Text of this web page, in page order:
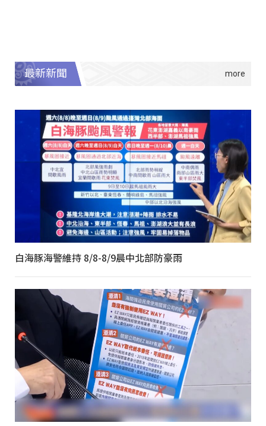
最新新聞
白海豚海警維持 8/8-8/9晨中北部防豪雨